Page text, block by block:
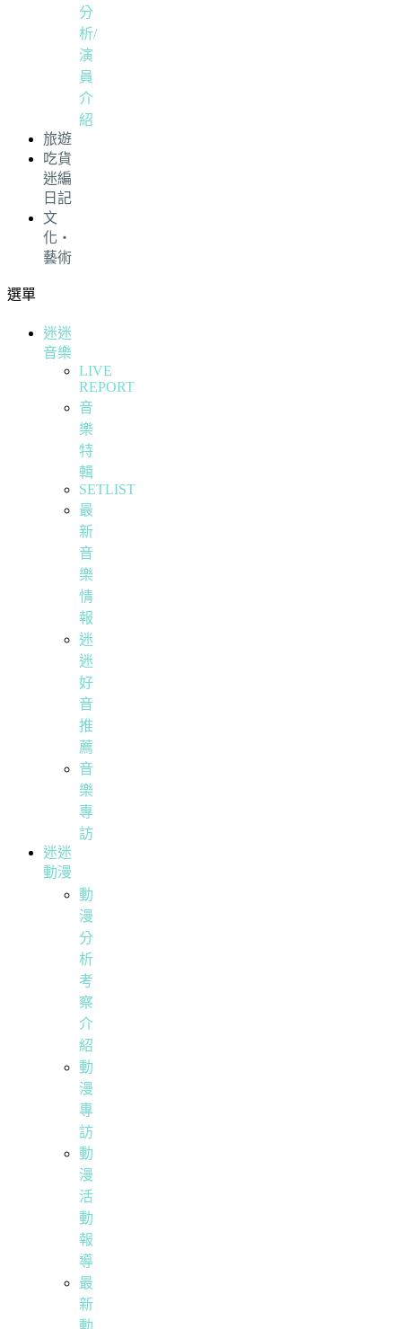
分
析/
演
員
介
紹
旅遊
吃貨
迷編
日記
文
化・
藝術
選單
迷迷
音樂
LIVE
REPORT
音
樂
特
輯
SETLIST
最
新
音
樂
情
報
迷
迷
好
音
推
薦
音
樂
專
訪
迷迷
動漫
動
漫
分
析
考
察
介
紹
動
漫
專
訪
動
漫
活
動
報
導
最
新
動